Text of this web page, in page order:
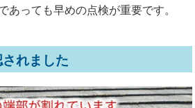
あっても早めの点検が重要です。
れました